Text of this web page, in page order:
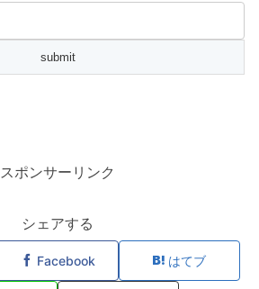
スポンサーリンク
シェアする
Facebook はてブ